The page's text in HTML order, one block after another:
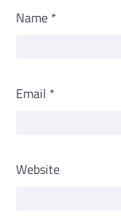
Name *
Email *
Website